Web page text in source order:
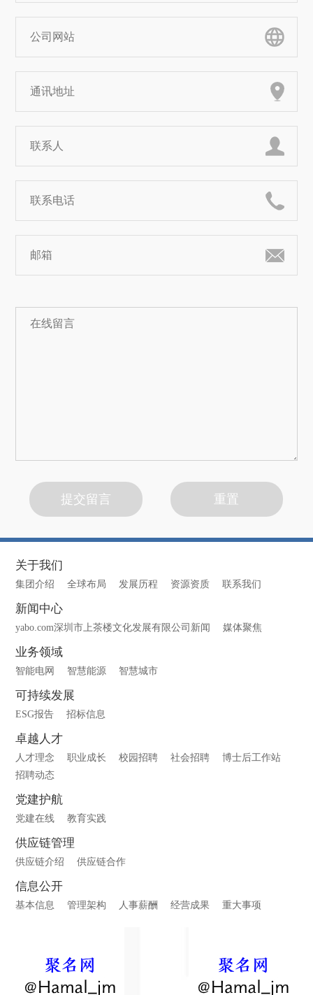
关于我们
集团介绍 全球布局 发展历程 资源资质 联系我们
新闻中心
yabo.com深圳市上茶楼文化发展有限公司新闻 媒体聚焦
业务领域
智能电网 智慧能源 智慧城市
可持续发展
ESG报告 招标信息
卓越人才
人才理念 职业成长 校园招聘 社会招聘
博士后工作站
招聘动态
党建护航
党建在线 教育实践
供应链管理
供应链介绍 供应链合作
信息公开
基本信息 管理架构 人事薪酬 经营成果 重大事项